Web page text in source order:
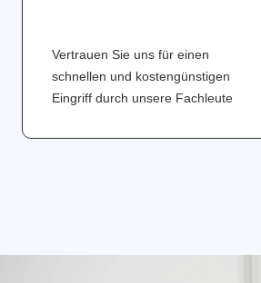
Vertrauen Sie uns für einen
schnellen und kostengünstigen
Eingriff durch unsere Fachleute